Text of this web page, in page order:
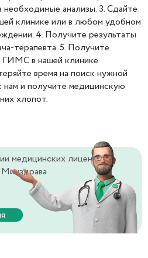
необходимые анализы. 3. Сдайте
клинике или в любом удобном
4. Получите результаты
терапевта. 5. Получите
ГИМС в нашей клинике
время на поиск нужной
и получите медицинскую
хлопот.
медицинских лицензий и